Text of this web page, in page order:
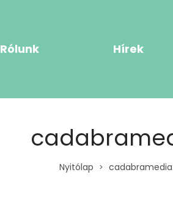
Rólunk Hírek
Nyitólap > cadabramedia